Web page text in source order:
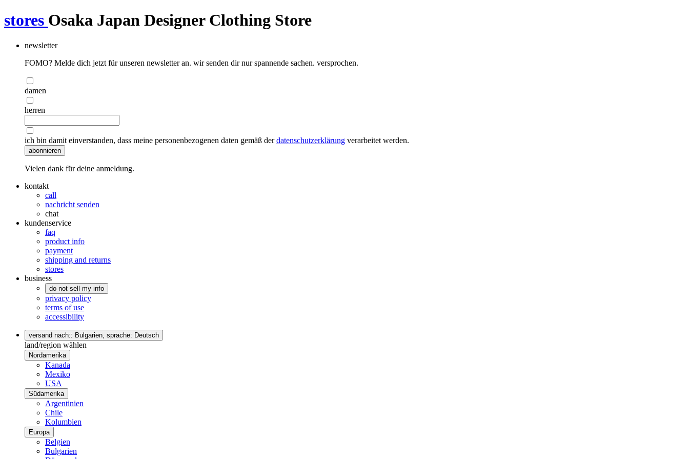
stores Osaka Japan Designer Clothing Store
newsletter
FOMO? Melde dich jetzt für unseren newsletter an. wir senden dir nur spannende sachen. versprochen.
damen
herren
ich bin damit einverstanden, dass meine personenbezogenen daten gemäß derdatenschutzerklärung verarbeitet werden.
abonnieren
Vielen dank für deine anmeldung.
kontakt
call
nachricht senden
chat
kundenservice
faq
product info
payment
shipping and returns
stores
business
do not sell my info
privacy policy
terms of use
accessibility
versand nach:: Bulgarien, sprache: Deutsch
land/region wählen
Nordamerika
Kanada
Mexiko
USA
Südamerika
Argentinien
Chile
Kolumbien
Europa
Belgien
Bulgarien